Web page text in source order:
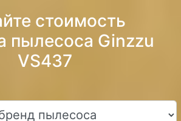
стоимость
пылесоса Ginzzu
VS437